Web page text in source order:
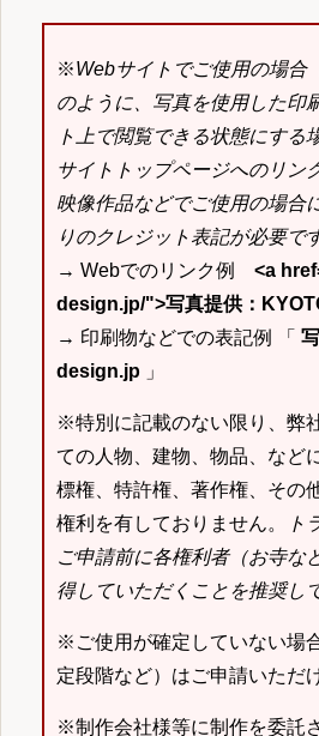
※Webサイトでご使用の場合
のように、写真を使用した印
ト上で閲覧できる状態にする
サイトトップページへのリン
映像作品などでご使用の場合
りのクレジット表記が必要で
→ Webでのリンク例 <a
design.jp/">写真提供：
→ 印刷物などでの表記例 「
design.jp 」
※特別に記載のない限り、弊
ての人物、建物、物品、など
標権、特許権、著作権、その
権利を有しておりません。
ト
ご申請前に各権利者（お寺な
得していただくことを推奨し
※ご使用が確定していない場
定段階など）はご申請いただ
※制作会社様等に制作を委託